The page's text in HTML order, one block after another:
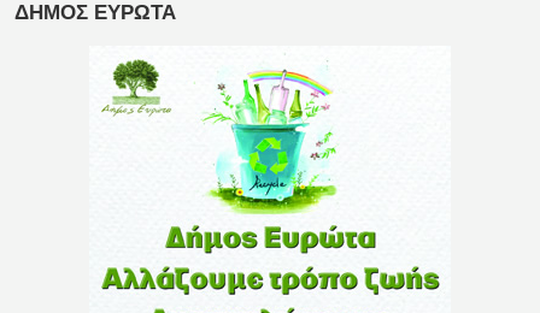
ΔΗΜΟΣ ΕΥΡΩΤΑ